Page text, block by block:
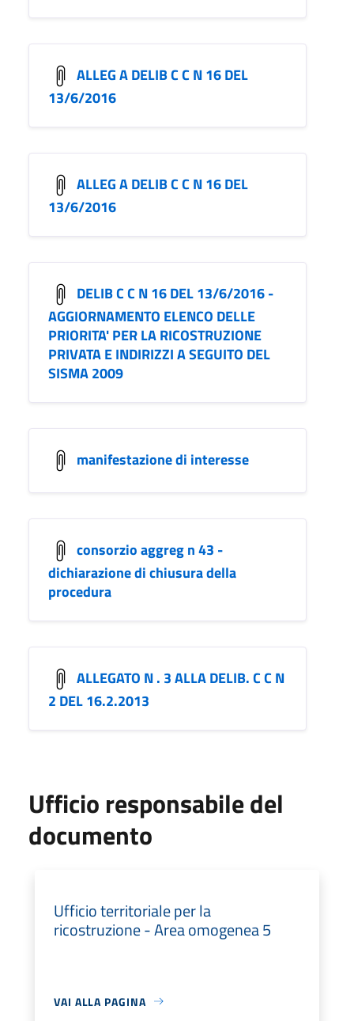
ALLEG A DELIB C C N 16 DEL
13/6/2016
ALLEG A DELIB C C N 16 DEL
13/6/2016
DELIB C C N 16 DEL 13/6/2016 -
AGGIORNAMENTO ELENCO DELLE
PRIORITA' PER LA RICOSTRUZIONE
PRIVATA E INDIRIZZI A SEGUITO DEL
SISMA 2009
manifestazione di interesse
consorzio aggreg n 43 -
dichiarazione di chiusura della
procedura
ALLEGATO N . 3 ALLA DELIB. C C N
2 DEL 16.2.2013
Ufficio responsabile del
documento
Ufficio territoriale per la
ricostruzione - Area omogenea 5
VAI ALLA PAGINA